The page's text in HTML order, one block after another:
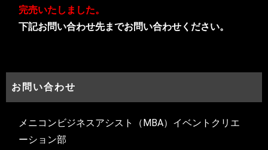
完売いたしました。
下記お問い合わせ先までお問い合わせください。
お問い合わせ
メニコンビジネスアシスト（MBA）イベントクリエ
ーション部